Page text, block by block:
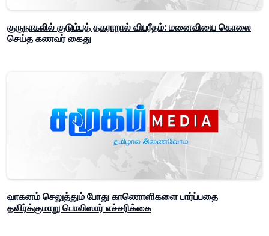
குருநாகலில் குடும்பத் தகராறால் விபரீதம்: மனைவியை கொலை
செய்த கணவர் கைது
வாகனம் செலுத்தும் போது காணொளிகளை பார்ப்பதை
தவிர்க்குமாறு பொலிஸார் எச்சரிக்கை